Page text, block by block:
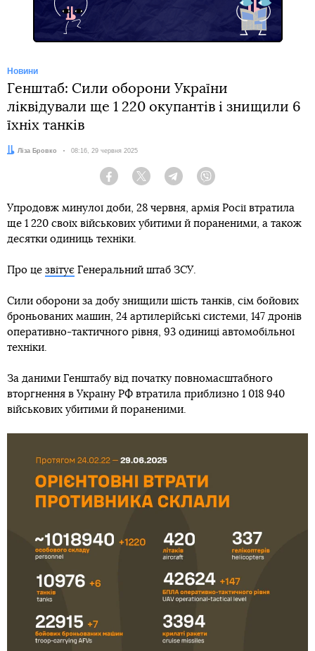
Новини
Генштаб: Сили оборони України
ліквідували ще 1 220 окупантів і знищили 6
їхніх танків
Автор:
Ліза Бровко Дата:
08:16, 29 червня 2025
Facebook Twitter Telegram
Упродовж минулої доби, 28 червня, армія Росії втратила
ще 1 220 своїх військових убитими й пораненими, а також
десятки одиниць техніки.
Про це звітує Генеральний штаб ЗСУ.
Сили оборони за добу знищили шість танків, сім бойових
броньованих машин, 24 артилерійські системи, 147 дронів
оперативно-тактичного рівня, 93 одиниці автомобільної
техніки.
За даними Генштабу від початку повномасштабного
вторгнення в Україну РФ втратила приблизно 1 018 940
військових убитими й пораненими.